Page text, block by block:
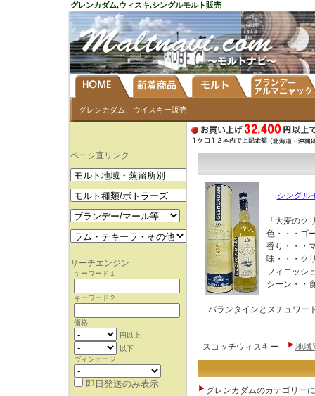
グレンカダム,ウィスキ,シングルモルト販売
グレンカダム、ウイスキー販売
シングル
「大麦のク
色・・・ゴ
香り・・・
味・・・ク
フィニッシ
シーン・・
バランタインとスチュワー
スコッチウィスキー 地域
グレンカダムのカテゴリー